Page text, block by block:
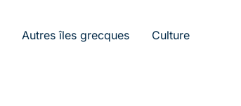
Autres îles grecques
Culture